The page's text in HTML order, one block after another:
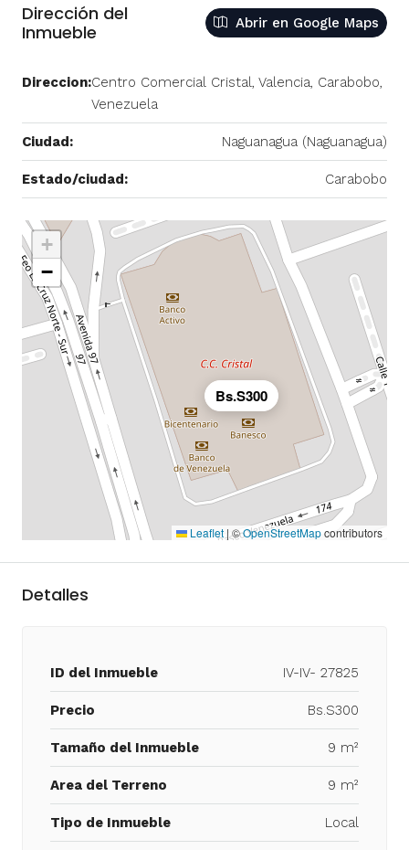
Dirección del
Inmueble
Abrir en Google Maps
Direccion:Centro Comercial Cristal, Valencia, Carabobo,
Venezuela
Ciudad: Naguanagua (Naguanagua)
Estado/ciudad: Carabobo
Bs.S300
+
−
Leaflet |©OpenStreetMapcontributors
Detalles
ID del Inmueble IV-IV- 27825
Precio Bs.S300
Tamaño del Inmueble 9 m²
Area del Terreno 9 m²
Tipo de Inmueble Local